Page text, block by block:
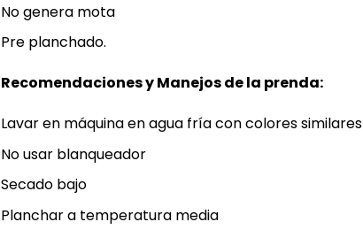
No genera mota
Pre planchado.
Recomendaciones y Manejos de la prenda:
Lavar en máquina en agua fría con colores similares
No usar blanqueador
Secado bajo
Planchar a temperatura media